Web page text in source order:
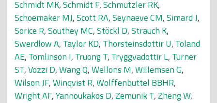
Schmidt MK,Schmidt F,Schmutzler RK,
Schoemaker MJ,Scott RA,Seynaeve CM,Simard J,
Sorice R,Southey MC,Stöckl D,Strauch K,
Swerdlow A, Taylor KD, Thorsteinsdottir U, Toland
AE, Tomlinson I, Truong T, Tryggvadottir L, Turner
ST,Vozzi D,Wang Q,Wellons M,Willemsen G,
Wilson JF,Winqvist R,Wolffenbuttel BBHR,
Wright AF,Yannoukakos D,Zemunik T,Zheng W,